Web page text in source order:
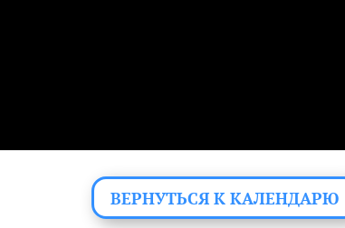
ВЕРНУТЬСЯ К КАЛЕНДАРЮ